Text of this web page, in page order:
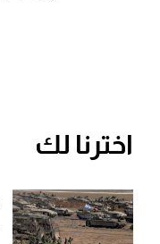
اخترنا لك